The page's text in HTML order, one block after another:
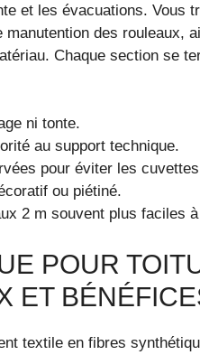
et les évacuations. Vous
des rouleaux,
Chaque section se
ni tonte.
au support technique.
pour éviter les
ou piétiné.
2 m souvent plus faciles
POUR
ET
textile en fibres